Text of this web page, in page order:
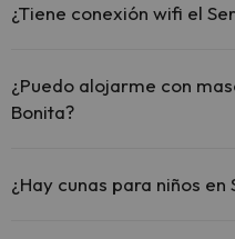
¿Tiene conexión wifi el
comunes.
El Servatur Playa Bonita
¿Puedo alojarme con
Bonita?
¿Hay cunas para niños